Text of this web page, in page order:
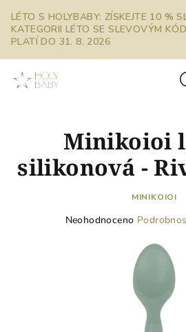
obsah
LÉTO S HOLYBABY: ZÍSKEJTE 10 %
KATEGORII LÉTO SE SLEVOVÝM
PLATÍ DO 31. 8. 2026
Minikoioi
silikonová -
MINIKOIOI
Průměrné
Neohodnoceno